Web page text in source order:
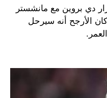
دي بروين مع مانشستر
الأرجح أنه سيرحل